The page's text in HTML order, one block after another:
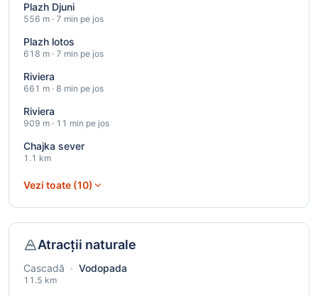
Plazh Djuni
556 m · 7 min pe jos
Plazh lotos
618 m · 7 min pe jos
Riviera
661 m · 8 min pe jos
Riviera
909 m · 11 min pe jos
Chajka sever
1.1 km
Vezi toate (10)
Atracții naturale
Cascadă · Vodopada
11.5 km